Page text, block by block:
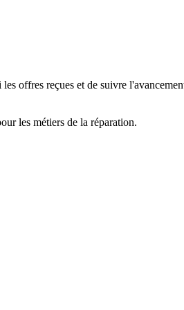
offres reçues et de suivre
les métiers de la réparation.